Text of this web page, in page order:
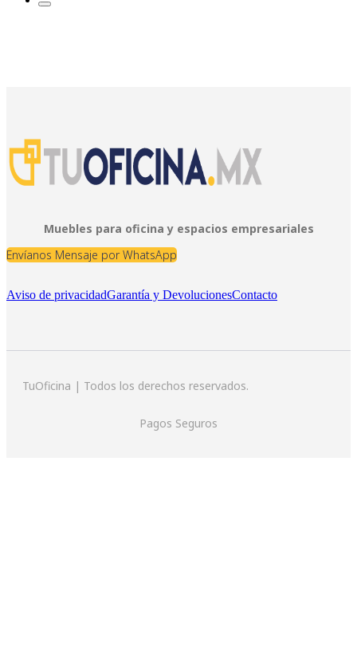
Muebles para oficina y espacios empresariales
Envíanos Mensaje por WhatsApp
Aviso de privacidadGarantía y DevolucionesContacto
TuOficina | Todos los derechos reservados.
Pagos Seguros